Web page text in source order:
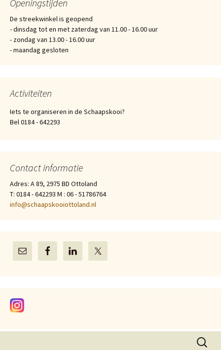
Openingstijden
De streekwinkel is geopend
- dinsdag tot en met zaterdag van 11.00 - 16.00 uur
- zondag van 13.00 - 16.00 uur
- maandag gesloten
Activiteiten
Iets te organiseren in de Schaapskooi?
Bel 0184 - 642293
Contact informatie
Adres: A 89, 2975 BD Ottoland
T: 0184 - 642293 M : 06 - 51786764
info@schaapskooiottoland.nl
Zoeken
naar: